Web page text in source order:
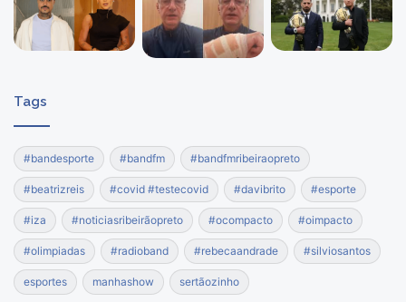
Tags
#bandesporte #bandfm #bandfmribeiraopreto
#beatrizreis #covid #testecovid #davibrito #esporte
#iza #noticiasribeirãopreto #ocompacto #oimpacto
#olimpiadas #radioband #rebecaandrade #silviosantos
esportes manhashow sertãozinho